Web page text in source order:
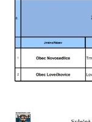
Socha Matka
Socha
Socha Vlčice s